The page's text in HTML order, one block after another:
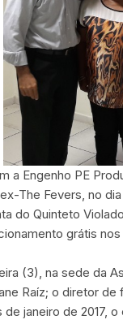
a Engenho PE
The Fevers, no
do Quinteto
grátis
(3), na sede da
Raíz; o diretor
janeiro de 2017,